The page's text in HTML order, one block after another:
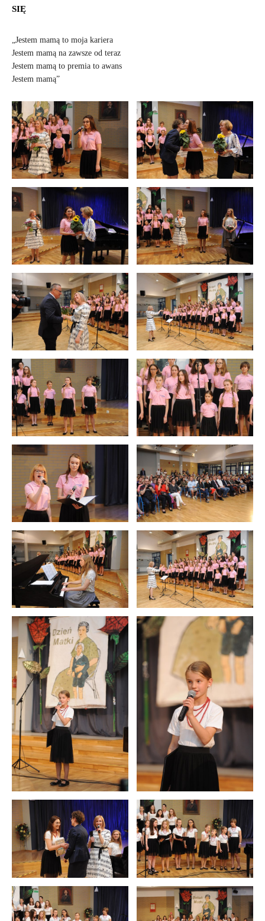
SIĘ
„Jestem mamą to moja kariera
Jestem mamą na zawsze od teraz
Jestem mamą to premia to awans
Jestem mamą”